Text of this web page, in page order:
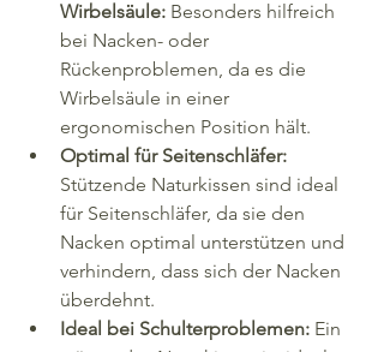
Wirbelsäule: Besonders hilfreich
bei Nacken- oder
Rückenproblemen, da es die
Wirbelsäule in einer
ergonomischen Position hält.
Optimal für Seitenschläfer:
Stützende Naturkissen sind ideal
für Seitenschläfer, da sie den
Nacken optimal unterstützen und
verhindern, dass sich der Nacken
überdehnt.
Ideal bei Schulterproblemen: Ein